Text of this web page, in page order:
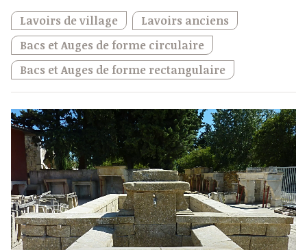
Lavoirs de village
Lavoirs anciens
Bacs et Auges de forme circulaire
Bacs et Auges de forme rectangulaire